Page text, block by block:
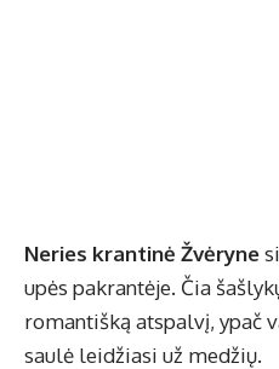
Neries krantinė Žvėryne
upės pakrantėje. Čia
romantišką atspalvį, ypač
saulė leidžiasi už medžių.